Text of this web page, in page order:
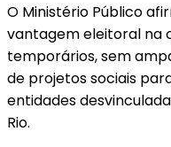
O Ministério Público
vantagem eleitoral na
temporários, sem
de projetos sociais
entidades
Rio.